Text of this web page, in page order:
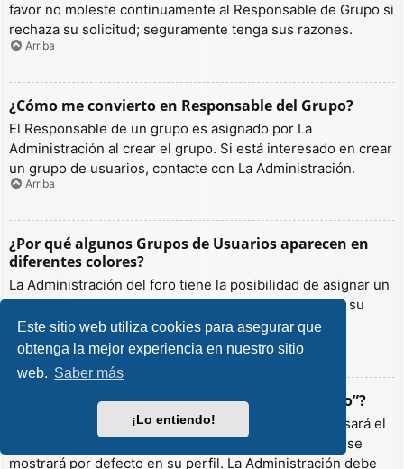
Este sitio web utiliza cookies para asegurar que
obtenga la mejor experiencia en nuestro sitio
web. Saber más
¡Lo entiendo!
favor no moleste continuamente al Responsable de Grupo si
rechaza su solicitud; seguramente tenga sus razones.
Arriba
¿Cómo me convierto en Responsable del Grupo?
El Responsable de un grupo es asignado por La
Administración al crear el grupo. Si está interesado en crear
un grupo de usuarios, contacte con La Administración.
Arriba
¿Por qué algunos Grupos de Usuarios aparecen en
diferentes colores?
La Administración del foro tiene la posibilidad de asignar un
color a los usuarios de un grupo para hacer más fácil su
identificación.
Arriba
¿Qué es un “Grupo de Usuarios predeterminado”?
Si es miembro de más de un grupo por defecto, se usará el
“predeterminado” para determinar qué color y rango se
mostrará por defecto en su perfil. La Administración debe